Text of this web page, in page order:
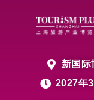
新国际
2027年